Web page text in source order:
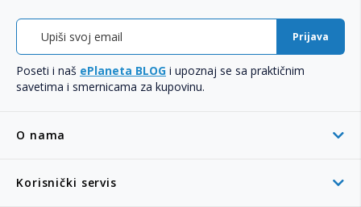
O nama
Korisnički servis
Prijava
Poseti i naš ePlaneta BLOG i upoznaj se sa praktičnim
savetima i smernicama za kupovinu.